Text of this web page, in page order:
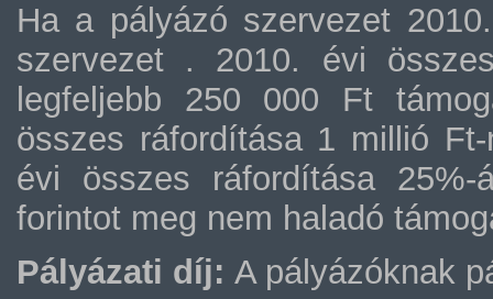
Ha a pályázó szervezet
szervezet . 2010. évi
legfeljebb 250 000 Ft
összes ráfordítása 1 millió
évi összes ráfordítása
forintot meg nem haladó
Pályázati díj: A pályázóknak